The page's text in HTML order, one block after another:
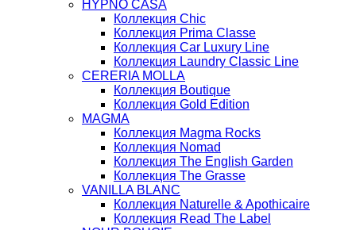
HYPNO CASA
Коллекция Chic
Коллекция Prima Classe
Коллекция Car Luxury Line
Коллекция Laundry Classic Line
CERERIA MOLLA
Коллекция Boutique
Коллекция Gold Edition
MAGMA
Коллекция Magma Rocks
Коллекция Nomad
Коллекция The English Garden
Коллекция The Grasse
VANILLA BLANC
Коллекция Naturelle & Apothicaire
Коллекция Read The Label